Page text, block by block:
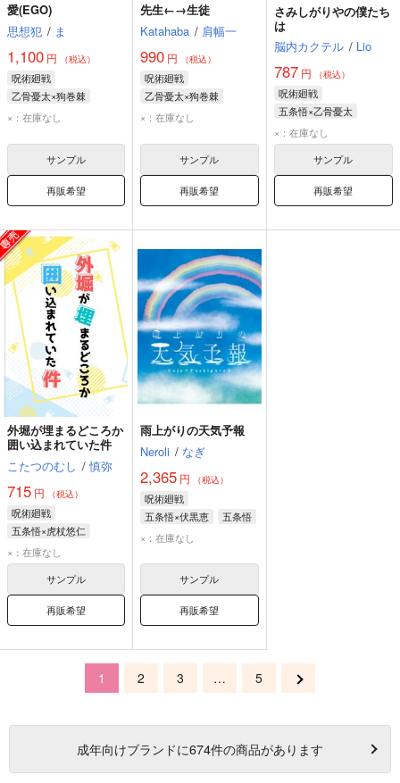
愛(EGO)
思想犯 / ま
1,100 円 （税込）
呪術廻戦
乙骨憂太×狗巻棘
乙骨憂太
×：在庫なし
サンプル
再販希望
先生←→生徒
Katahaba / 肩幅一
990 円 （税込）
呪術廻戦
乙骨憂太×狗巻棘
乙骨憂太
×：在庫なし
サンプル
再販希望
さみしがりやの僕たち
は
脳内カクテル / Lio
787円 （税込）
呪術廻戦
五条悟×乙骨憂太
五条悟
乙骨憂太
×：在庫なし
サンプル
再販希望
外堀が埋まるどころか
囲い込まれていた件
こたつのむし / 慎弥
715 円 （税込）
呪術廻戦
五条悟×虎杖悠仁
五条悟
虎杖悠仁
×：在庫なし
サンプル
再販希望
雨上がりの天気予報
Neroli / なぎ
2,365 円 （税込）
呪術廻戦
五条悟×伏黒恵
五条悟
伏黒恵
×：在庫なし
サンプル
再販希望
1 2 3 … 5
成年向けブランドに674件の商品があります